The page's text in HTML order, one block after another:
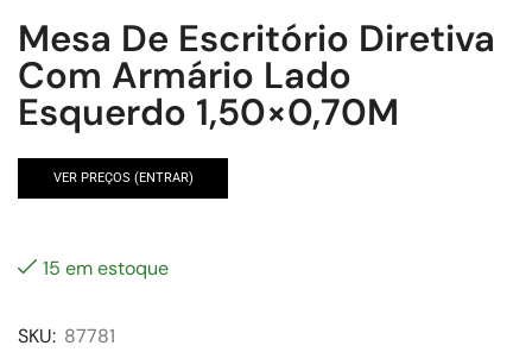
Mesa De Escritório Diretiva
Com Armário Lado
Esquerdo 1,50×0,70M
VER PREÇOS (ENTRAR)
15 em estoque
SKU: 87781